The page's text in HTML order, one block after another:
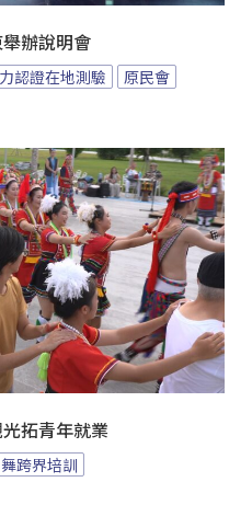
辦說明會
認證在地測驗
原民會
拓青年就業
舞跨界培訓